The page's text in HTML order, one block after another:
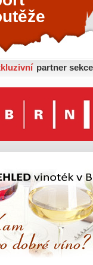
partner sekce